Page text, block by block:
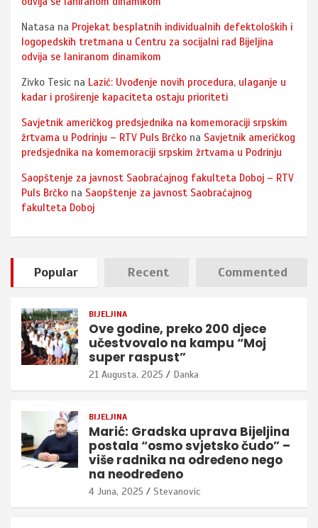
Natasa na Projekat besplatnih individualnih defektoloških i
logopedskih tretmana u Centru za socijalni rad Bijeljina
odvija se laniranom dinamikom
Zivko Tesic na Lazić: Uvođenje novih procedura, ulaganje u
kadar i proširenje kapaciteta ostaju prioriteti
Savjetnik američkog predsjednika na komemoraciji srpskim
žrtvama u Podrinju – RTV Puls Brčko na Savjetnik američkog
predsjednika na komemoraciji srpskim žrtvama u Podrinju
Saopštenje za javnost Saobraćajnog fakulteta Doboj – RTV
Puls Brčko na Saopštenje za javnost Saobraćajnog
fakulteta Doboj
Popular Recent Commented
BIJELJINA
Ove godine, preko 200 djece
učestvovalo na kampu “Moj
super raspust”
21 Augusta, 2025 Danka
BIJELJINA
Marić: Gradska uprava Bijeljina
postala “osmo svjetsko čudo” –
više radnika na određeno nego
na neodređeno
4 Juna, 2025 Stevanovic